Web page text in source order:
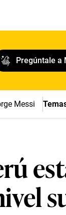
Pregúntale a
Messi